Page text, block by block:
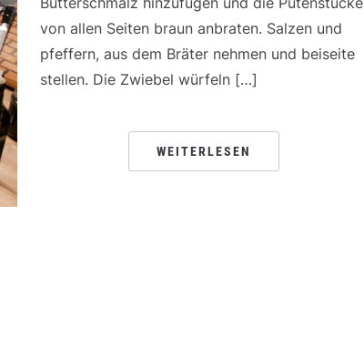
von allen Seiten braun anbraten. Salzen und
pfeffern, aus dem Bräter nehmen und beiseite
stellen. Die Zwiebel würfeln […]
WEITERLESEN